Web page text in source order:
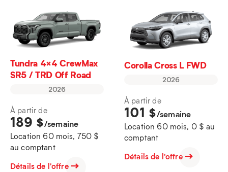
Tundra 4×4 CrewMax
SR5 / TRD Off Road
2026
À partir de
189 $/semaine
Location 60 mois, 750 $
au comptant
Détails de l'offre
Corolla Cross L FWD
2026
À partir de
101 $/semaine
Location 60 mois, 0 $ au
comptant
Détails de l'offre